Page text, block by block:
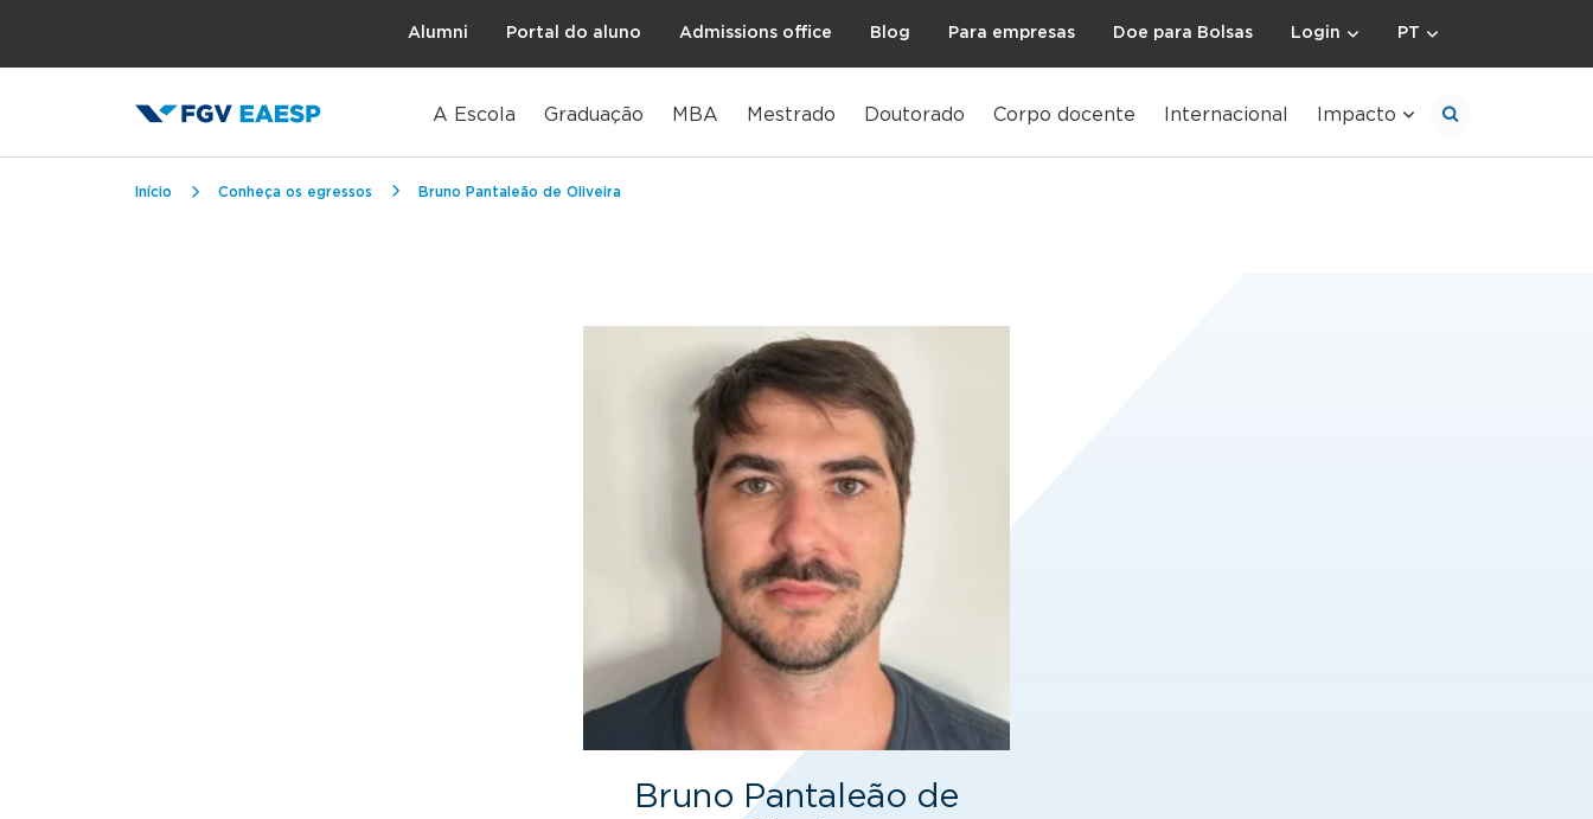
Alumni Portal do aluno Admissions office Blog Para empresas Doe para Bolsas Login PT
A Escola Graduação MBA Mestrado Doutorado Corpo docente Internacional Impacto
Trilha de navegação
Início Conheça os egressos Bruno Pantaleão de Oliveira
Bruno Pantaleão de